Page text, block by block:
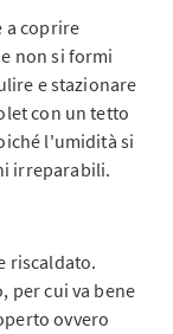
a coprire
non si formi
e stazionare
con un tetto
l'umidità si
irreparabili.
riscaldato.
per cui va bene
ovvero